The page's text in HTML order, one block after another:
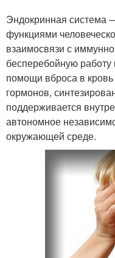
Эндокринная система
функциями
взаимосвязи с
бесперебойную
помощи вброса в
гормонов,
поддерживается
автономное
окружающей среде.